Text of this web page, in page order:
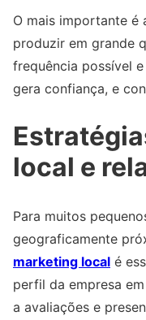
O mais importante é
produzir em grande
frequência possível
gera confiança, e
local e
Para muitos
geograficamente
marketing local é
perfil da empresa
a avaliações e